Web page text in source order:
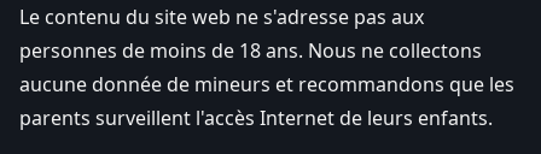
Le contenu du site web ne s'adresse pas aux
personnes de moins de 18 ans. Nous ne collectons
aucune donnée de mineurs et recommandons que les
parents surveillent l'accès Internet de leurs enfants.